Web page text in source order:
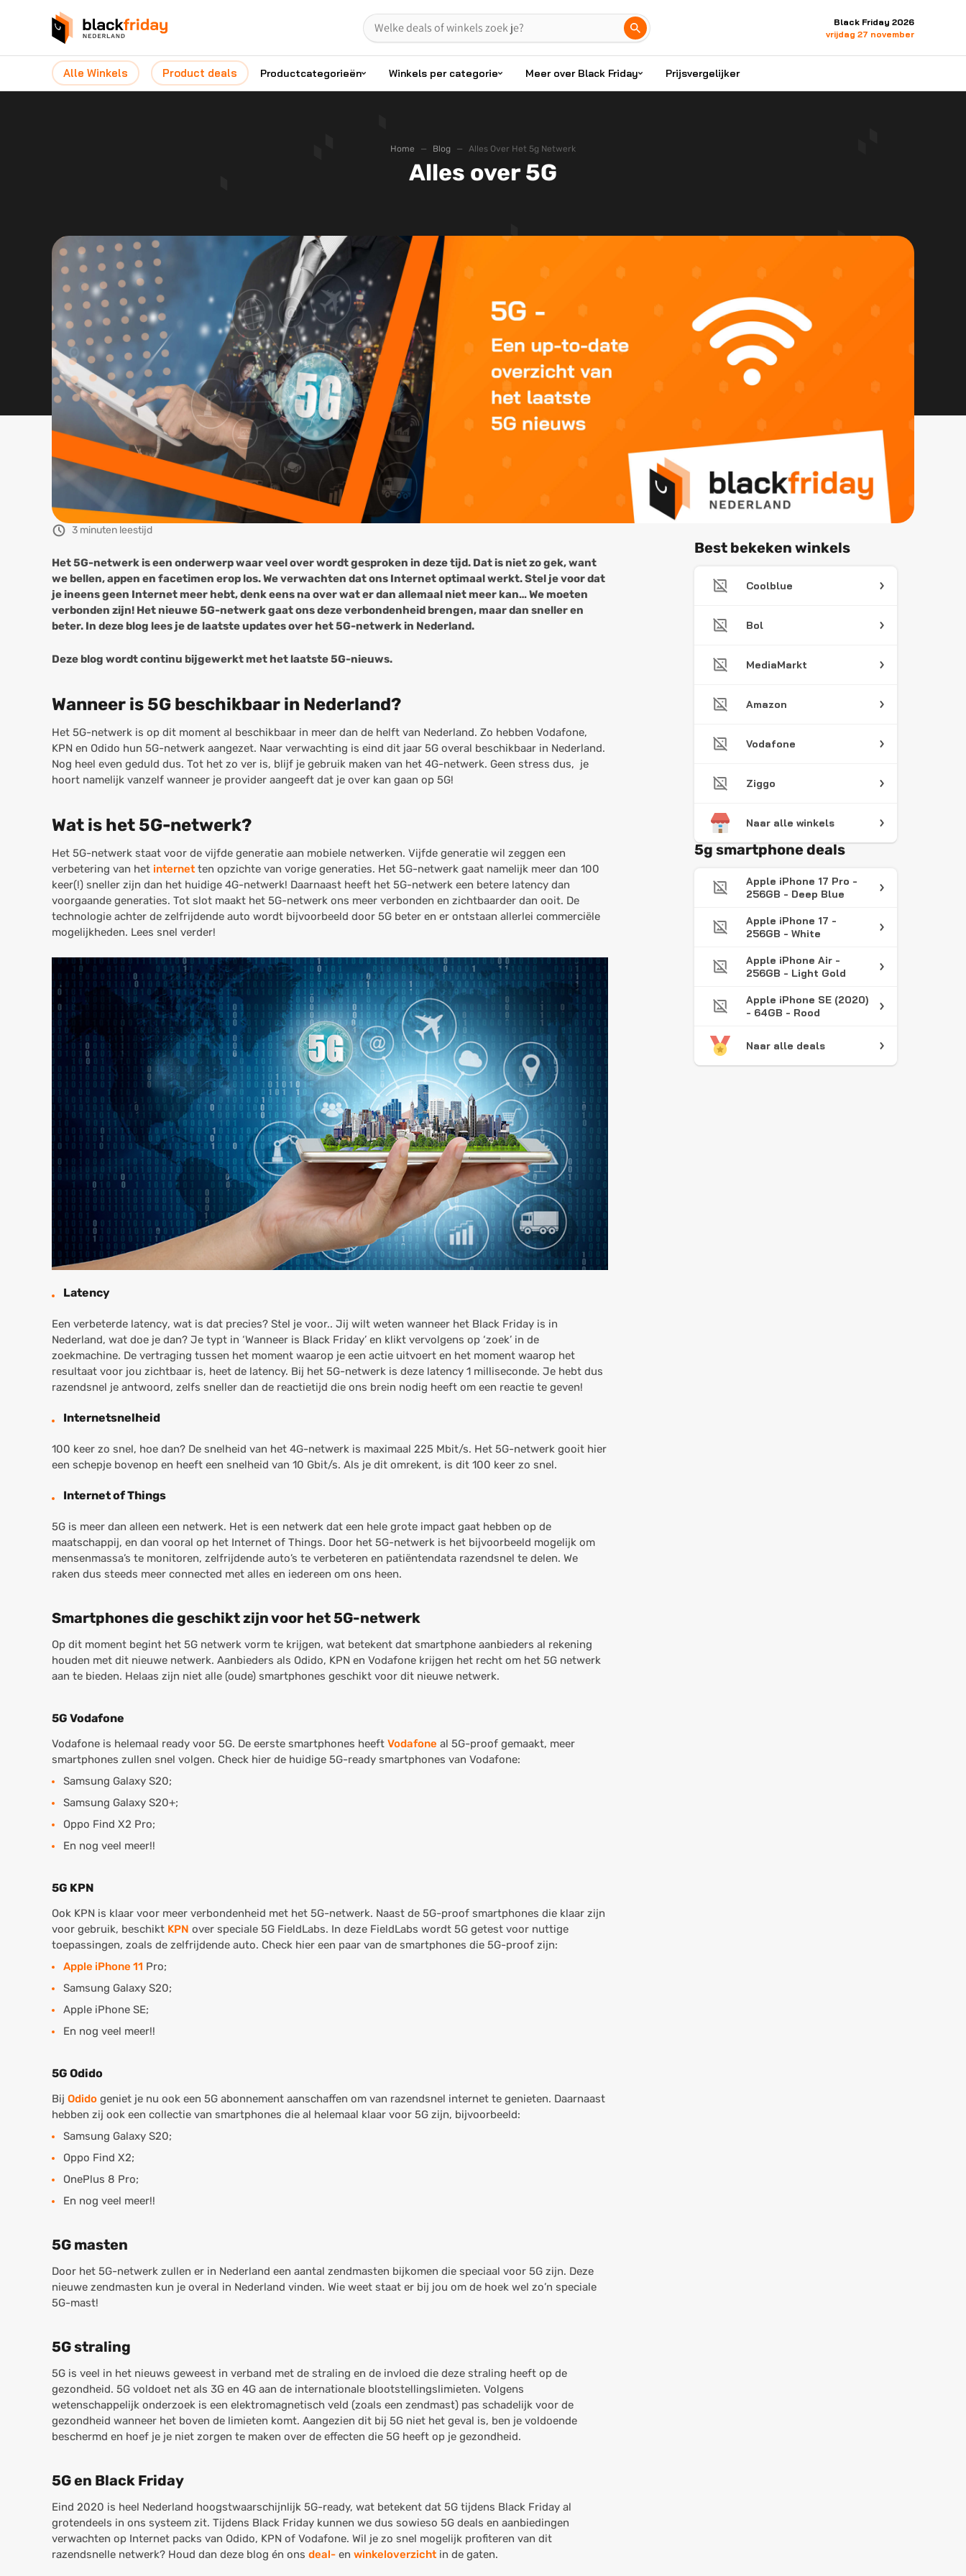
Black Friday 2026
vrijdag 27 november
Alle Winkels Product deals Productcategorieën Winkels per categorie Meer over Black Friday Prijsvergelijker
Home Blog Alles Over Het 5g Netwerk
Alles over 5G
3 minuten leestijd
Het 5G-netwerk is een onderwerp waar veel over wordt gesproken in deze tijd. Dat is niet zo gek, want
we bellen, appen en facetimen erop los. We verwachten dat ons Internet optimaal werkt. Stel je voor dat
je ineens geen Internet meer hebt, denk eens na over wat er dan allemaal niet meer kan… We moeten
verbonden zijn! Het nieuwe 5G-netwerk gaat ons deze verbondenheid brengen, maar dan sneller en
beter. In deze blog lees je de laatste updates over het 5G-netwerk in Nederland.
Deze blog wordt continu bijgewerkt met het laatste 5G-nieuws.
Wanneer is 5G beschikbaar in Nederland?
Het 5G-netwerk is op dit moment al beschikbaar in meer dan de helft van Nederland. Zo hebben Vodafone,
KPN en Odido hun 5G-netwerk aangezet. Naar verwachting is eind dit jaar 5G overal beschikbaar in Nederland.
Nog heel even geduld dus. Tot het zo ver is, blijf je gebruik maken van het 4G-netwerk. Geen stress dus, je
hoort namelijk vanzelf wanneer je provider aangeeft dat je over kan gaan op 5G!
Wat is het 5G-netwerk?
Het 5G-netwerk staat voor de vijfde generatie aan mobiele netwerken. Vijfde generatie wil zeggen een
verbetering van het internet ten opzichte van vorige generaties. Het 5G-netwerk gaat namelijk meer dan 100
keer(!) sneller zijn dan het huidige 4G-netwerk! Daarnaast heeft het 5G-netwerk een betere latency dan
voorgaande generaties. Tot slot maakt het 5G-netwerk ons meer verbonden en zichtbaarder dan ooit. De
technologie achter de zelfrijdende auto wordt bijvoorbeeld door 5G beter en er ontstaan allerlei commerciële
mogelijkheden. Lees snel verder!
Latency
Een verbeterde latency, wat is dat precies? Stel je voor.. Jij wilt weten wanneer het Black Friday is in
Nederland, wat doe je dan? Je typt in ‘Wanneer is Black Friday’ en klikt vervolgens op ‘zoek’ in de
zoekmachine. De vertraging tussen het moment waarop je een actie uitvoert en het moment waarop het
resultaat voor jou zichtbaar is, heet de latency. Bij het 5G-netwerk is deze latency 1 milliseconde. Je hebt dus
razendsnel je antwoord, zelfs sneller dan de reactietijd die ons brein nodig heeft om een reactie te geven!
Internetsnelheid
100 keer zo snel, hoe dan? De snelheid van het 4G-netwerk is maximaal 225 Mbit/s. Het 5G-netwerk gooit hier
een schepje bovenop en heeft een snelheid van 10 Gbit/s. Als je dit omrekent, is dit 100 keer zo snel.
Internet of Things
5G is meer dan alleen een netwerk. Het is een netwerk dat een hele grote impact gaat hebben op de
maatschappij, en dan vooral op het Internet of Things. Door het 5G-netwerk is het bijvoorbeeld mogelijk om
mensenmassa’s te monitoren, zelfrijdende auto’s te verbeteren en patiëntendata razendsnel te delen. We
raken dus steeds meer connected met alles en iedereen om ons heen.
Smartphones die geschikt zijn voor het 5G-netwerk
Op dit moment begint het 5G netwerk vorm te krijgen, wat betekent dat smartphone aanbieders al rekening
houden met dit nieuwe netwerk. Aanbieders als Odido, KPN en Vodafone krijgen het recht om het 5G netwerk
aan te bieden. Helaas zijn niet alle (oude) smartphones geschikt voor dit nieuwe netwerk.
5G Vodafone
Vodafone is helemaal ready voor 5G. De eerste smartphones heeft Vodafone al 5G-proof gemaakt, meer
smartphones zullen snel volgen. Check hier de huidige 5G-ready smartphones van Vodafone:
Samsung Galaxy S20;
Samsung Galaxy S20+;
Oppo Find X2 Pro;
En nog veel meer!!
5G KPN
Ook KPN is klaar voor meer verbondenheid met het 5G-netwerk. Naast de 5G-proof smartphones die klaar zijn
voor gebruik, beschikt KPN over speciale 5G FieldLabs. In deze FieldLabs wordt 5G getest voor nuttige
toepassingen, zoals de zelfrijdende auto. Check hier een paar van de smartphones die 5G-proof zijn:
Apple iPhone 11 Pro;
Samsung Galaxy S20;
Apple iPhone SE;
En nog veel meer!!
5G Odido
Bij Odido geniet je nu ook een 5G abonnement aanschaffen om van razendsnel internet te genieten. Daarnaast
hebben zij ook een collectie van smartphones die al helemaal klaar voor 5G zijn, bijvoorbeeld:
Samsung Galaxy S20;
Oppo Find X2;
OnePlus 8 Pro;
En nog veel meer!!
5G masten
Door het 5G-netwerk zullen er in Nederland een aantal zendmasten bijkomen die speciaal voor 5G zijn. Deze
nieuwe zendmasten kun je overal in Nederland vinden. Wie weet staat er bij jou om de hoek wel zo’n speciale
5G-mast!
5G straling
5G is veel in het nieuws geweest in verband met de straling en de invloed die deze straling heeft op de
gezondheid. 5G voldoet net als 3G en 4G aan de internationale blootstellingslimieten. Volgens
wetenschappelijk onderzoek is een elektromagnetisch veld (zoals een zendmast) pas schadelijk voor de
gezondheid wanneer het boven de limieten komt. Aangezien dit bij 5G niet het geval is, ben je voldoende
beschermd en hoef je je niet zorgen te maken over de effecten die 5G heeft op je gezondheid.
5G en Black Friday
Eind 2020 is heel Nederland hoogstwaarschijnlijk 5G-ready, wat betekent dat 5G tijdens Black Friday al
grotendeels in ons systeem zit. Tijdens Black Friday kunnen we dus sowieso 5G deals en aanbiedingen
verwachten op Internet packs van Odido, KPN of Vodafone. Wil je zo snel mogelijk profiteren van dit
razendsnelle netwerk? Houd dan deze blog én ons deal- en winkeloverzicht in de gaten.
Best bekeken winkels
Coolblue
Bol
MediaMarkt
Amazon
Vodafone
Ziggo
Naar alle winkels
5g smartphone deals
Apple iPhone 17 Pro -
256GB - Deep Blue
Apple iPhone 17 -
256GB - White
Apple iPhone Air -
256GB - Light Gold
Apple iPhone SE (2020)
- 64GB - Rood
Naar alle deals